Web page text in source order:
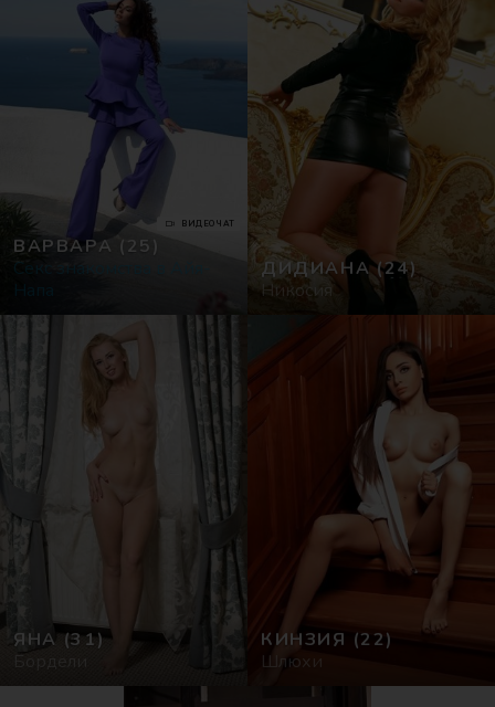
ВАРВАРА (25)
Секс знакомства в Айя-
ВИДЕОЧАТ
ДИДИАНА (24)
Никосия
ЯНА (31)
Бордели
КИНЗИЯ (22)
Шлюхи